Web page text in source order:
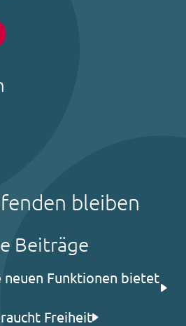
bleiben
Beiträge
neuen Funktionen bietet
Freiheit